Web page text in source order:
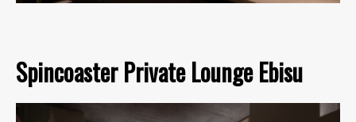
Spincoaster Private Lounge Ebisu